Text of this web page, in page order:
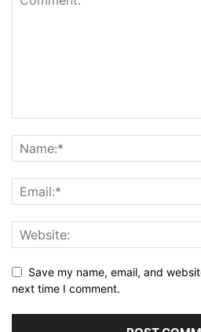
Save my name, email, and
next time I comment.